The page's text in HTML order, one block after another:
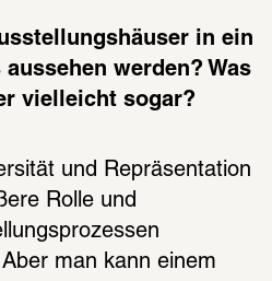
in ein
werden? Was
vielleicht sogar?
und Repräsentation
Rolle und
man kann einem